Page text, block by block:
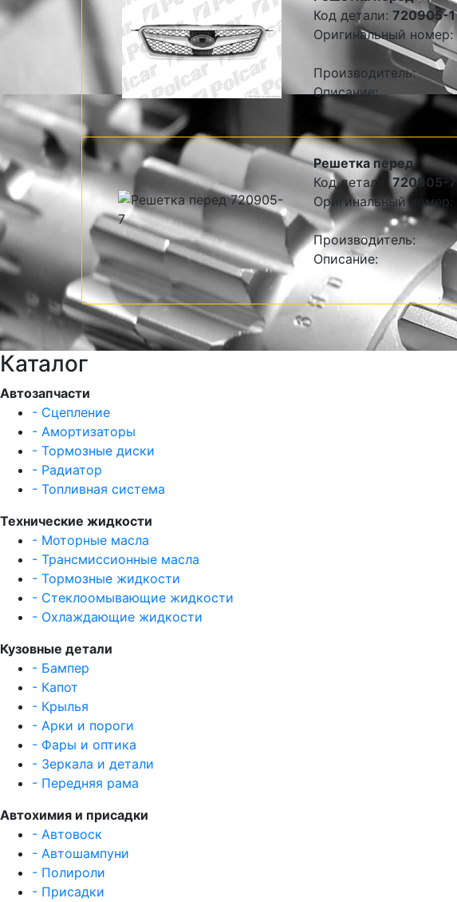
Код детали: 720905-1
Оригинальный номер:
Производитель:
Описание:
Решетка перед
Код детали:720905-7
Оригинальный номер:
Производитель:
Описание:
Каталог
Автозапчасти
- Сцепление
- Амортизаторы
- Тормозные диски
- Радиатор
- Топливная система
Технические жидкости
- Моторные масла
- Трансмиссионные масла
- Тормозные жидкости
- Стеклоомывающие жидкости
- Охлаждающие жидкости
Кузовные детали
- Бампер
- Капот
- Крылья
- Арки и пороги
- Фары и оптика
- Зеркала и детали
- Передняя рама
Автохимия и присадки
- Автовоск
- Автошампуни
- Полироли
- Присадки